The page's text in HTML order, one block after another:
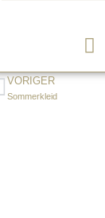
VORIGER
Sommerkleid